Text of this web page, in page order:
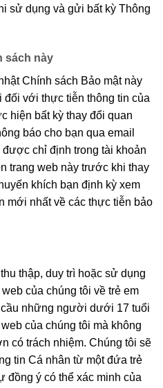
sử dụng và gửi bất kỳ Thông
sách này
Chính sách Bảo mật này
với thực tiễn thông tin của
hiện bất kỳ thay đổi quan
báo cho bạn qua email
chỉ định trong tài khoản
trang web này trước khi thay
khích bạn định kỳ xem
mới nhất về các thực tiễn bảo
thập, duy trì hoặc sử dụng
của chúng tôi về trẻ em
những người dưới 17 tuổi
của chúng tôi mà không
có trách nhiệm. Chúng tôi sẽ
tin Cá nhân từ một đứa trẻ
đồng ý có thể xác minh của